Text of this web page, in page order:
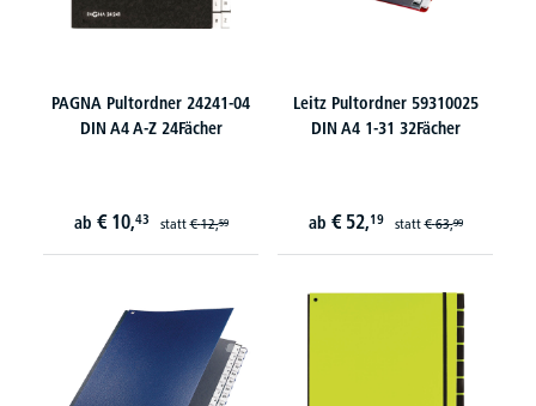
PAGNA Pultordner 24241-04
DIN A4 A-Z 24Fächer
ab € 10,43 statt€ 12,59
Leitz Pultordner 59310025
DIN A4 1-31 32Fächer
ab € 52,19 statt€ 63,99